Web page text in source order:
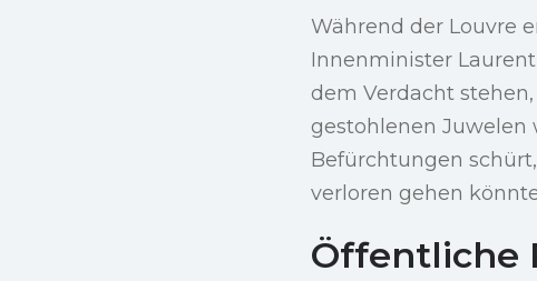
Während der Louvre
Innenminister
dem Verdacht
gestohlenen Juwelen
Befürchtungen
verloren gehen
Öffentliche